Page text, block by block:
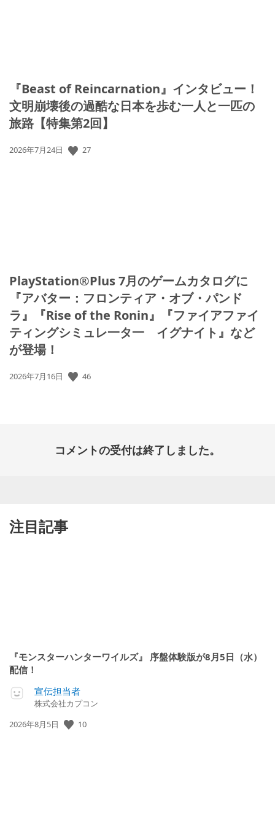
『Beast of Reincarnation』インタビュー！
文明崩壊後の過酷な日本を歩む一人と一匹の
旅路【特集第2回】
公
2026年7月24日 27
PlayStation®Plus 7月のゲームカタログに
『アバター：フロンティア・オブ・パンド
ラ』『Rise of the Ronin』『ファイアファイ
ティングシミュレ一タ一 イグナイト』など
が登場！
公
2026年7月16日 46
コメントの受付は終了しました。
注目記事
『モンスターハンターワイルズ』 序盤体験版が8月5日（水）
配信！
宣伝担当者
株式会社カプコン
公
2026年8月5日 10